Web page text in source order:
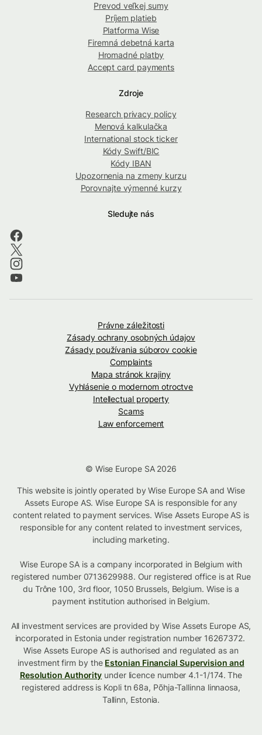
Prevod veľkej sumy
Príjem platieb
Platforma Wise
Firemná debetná karta
Hromadné platby
Accept card payments
Zdroje
Research privacy policy
Menová kalkulačka
International stock ticker
Kódy Swift/BIC
Kódy IBAN
Upozornenia na zmeny kurzu
Porovnajte výmenné kurzy
Sledujte nás
Právne záležitosti
Zásady ochrany osobných údajov
Zásady používania súborov cookie
Complaints
Mapa stránok krajiny
Vyhlásenie o modernom otroctve
Intellectual property
Scams
Law enforcement
© Wise Europe SA 2026
This website is jointly operated by Wise Europe SA and Wise
Assets Europe AS. Wise Europe SA is responsible for any
content related to payment services. Wise Assets Europe AS is
responsible for any content related to investment services,
including marketing.
Wise Europe SA is a company incorporated in Belgium with
registered number 0713629988. Our registered office is at Rue
du Trône 100, 3rd floor, 1050 Brussels, Belgium. Wise is a
payment institution authorised in Belgium.
All investment services are provided by Wise Assets Europe AS,
incorporated in Estonia under registration number 16267372.
Wise Assets Europe AS is authorised and regulated as an
investment firm by the Estonian Financial Supervision and
Resolution Authority under licence number 4.1-1/174. The
registered address is Kopli tn 68a, Põhja-Tallinna linnaosa,
Tallinn, Estonia.